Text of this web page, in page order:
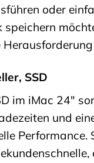
oder
speichern
SSD
im iMac 24″
und
Performance.